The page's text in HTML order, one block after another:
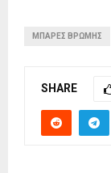
ΜΠΑΡΕΣ ΒΡΩΜΗΣ
SHARE